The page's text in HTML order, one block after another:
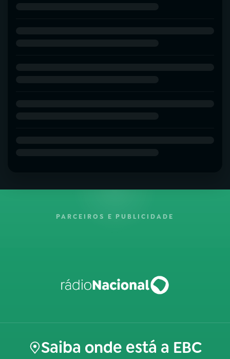
PARCEIROS E PUBLICIDADE
Saiba onde está a EBC